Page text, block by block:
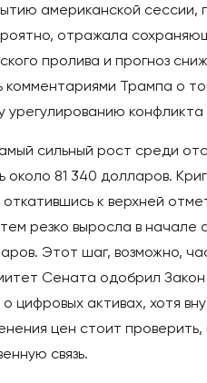
американской сессии,
отражала
пролива и прогноз
комментариями Трампа о
урегулированию
сильный рост среди
около 81 340 долларов.
откатившись к верхней
резко выросла в
Этот шаг, возможно,
Сената одобрил
цифровых активах, хотя
цен стоит
связь.